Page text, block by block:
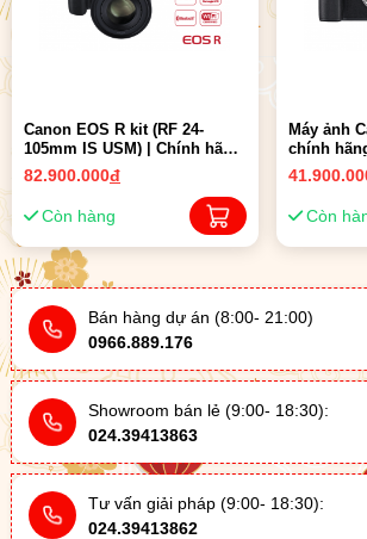
Canon EOS R kit (RF 24-
105mm IS USM) | Chính hãng
LBM
82.900.000đ
Còn hàng
Máy ảnh
chính
Còn
Bán hàng dự án (8:00- 21:00)
0966.889.176
Showroom bán lẻ (9:00- 18:30):
024.39413863
Tư vấn giải pháp (9:00- 18:30):
024.39413862